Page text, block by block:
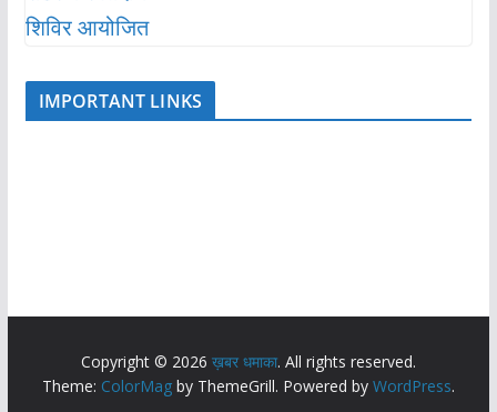
IMPORTANT LINKS
Copyright © 2026 ख़बर धमाका. All rights reserved.
Theme: ColorMagby ThemeGrill. Powered by WordPress.